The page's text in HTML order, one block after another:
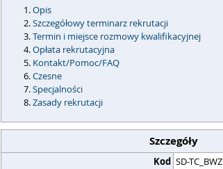
Opis
Szczegółowy terminarz rekrutacji
Termin i miejsce rozmowy kwalifikacyjnej
Opłata rekrutacyjna
Kontakt/Pomoc/FAQ
Czesne
Specjalności
Zasady rekrutacji
Szczegóły
Kod SD-TC_BWZ